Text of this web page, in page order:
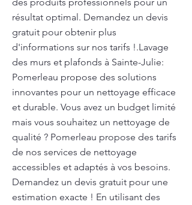
résultat optimal. Demandez un devis
gratuit pour obtenir plus
d'informations sur nos tarifs !.Lavage
des murs et plafonds à Sainte-Julie:
Pomerleau propose des solutions
innovantes pour un nettoyage efficace
et durable. Vous avez un budget limité
mais vous souhaitez un nettoyage de
qualité ? Pomerleau propose des tarifs
de nos services de nettoyage
accessibles et adaptés à vos besoins.
Demandez un devis gratuit pour une
estimation exacte ! En utilisant des